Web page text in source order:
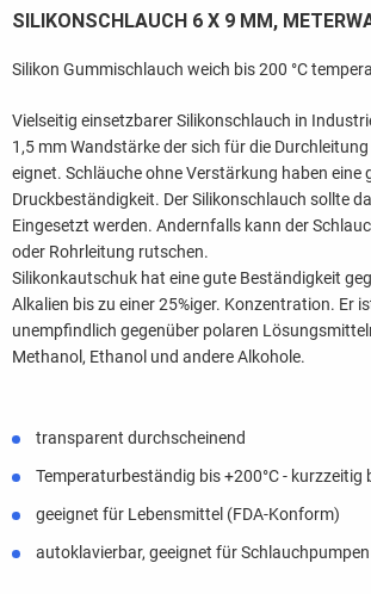
SILIKONSCHLAUCH 6 X 9 MM,
Silikon Gummischlauch weich bis 200 °C
Vielseitig einsetzbarer Silikonschlauch in
1,5 mm Wandstärke der sich für die
eignet. Schläuche ohne Verstärkung haben eine
Druckbeständigkeit. Der Silikonschlauch sollte
Eingesetzt werden. Andernfalls kann der
oder Rohrleitung rutschen.
Silikonkautschuk hat eine gute Beständigkeit
Alkalien bis zu einer 25%iger. Konzentration. Er
unempfindlich gegenüber polaren
Methanol, Ethanol und andere Alkohole.
transparent durchscheinend
Temperaturbeständig bis +200°C - kurzzeitig
geeignet für Lebensmittel (FDA-Konform)
autoklavierbar, geeignet für Schlauchpumpen